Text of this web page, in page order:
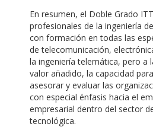
En resumen, el Doble Grado
profesionales de la ingeniería
con formación en todas las
de telecomunicación,
la ingeniería telemática, pero a
valor añadido, la capacidad
asesorar y evaluar las
con especial énfasis hacia el
empresarial dentro del sector
tecnológica.